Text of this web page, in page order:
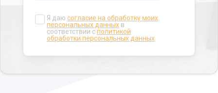
Я даю согласие на обработку моих
персональных данных в
соответствии сполитикой
обработки персональных данных